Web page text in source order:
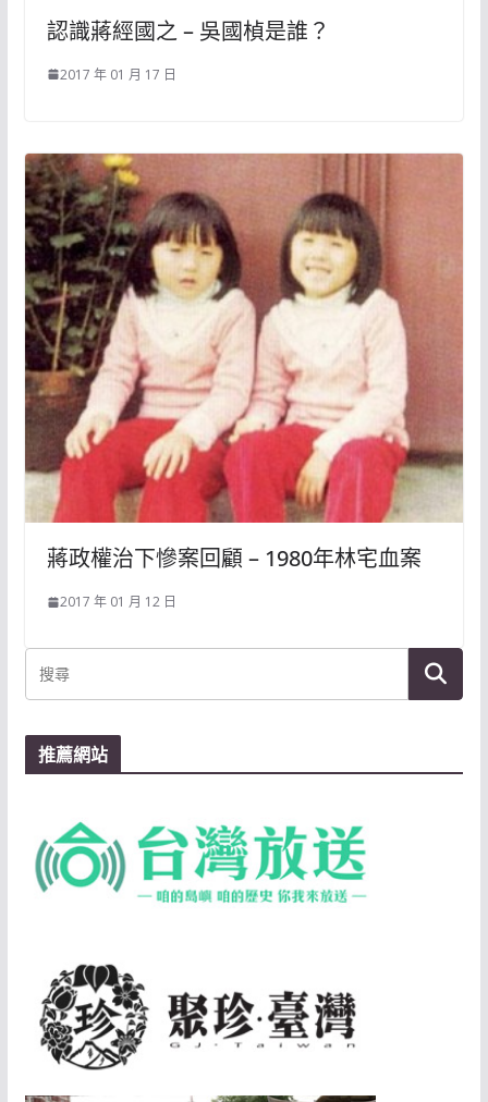
認識蔣經國之 – 吳國楨是誰？
2017 年 01 月 17 日
蔣政權治下慘案回顧 – 1980年林宅血案
2017 年 01 月 12 日
推薦網站